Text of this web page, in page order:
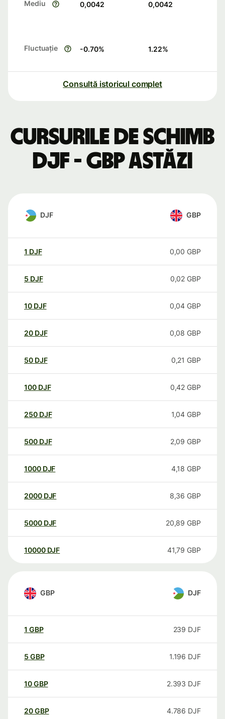
Mediu 0,0042 0,0042
Fluctuație -0.70% 1.22%
Consultă istoricul complet
Cursurile de schimb
DJF - GBP astăzi
DJF GBP
1 DJF 0,00 GBP
5 DJF 0,02 GBP
10 DJF 0,04 GBP
20 DJF 0,08 GBP
50 DJF 0,21 GBP
100 DJF 0,42 GBP
250 DJF 1,04 GBP
500 DJF 2,09 GBP
1000 DJF 4,18 GBP
2000 DJF 8,36 GBP
5000 DJF 20,89 GBP
10000 DJF 41,79 GBP
GBP DJF
1 GBP 239 DJF
5 GBP 1.196 DJF
10GBP 2.393 DJF
20GBP 4.786 DJF